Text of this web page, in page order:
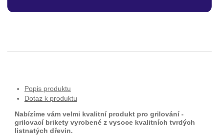
Popis produktu
Dotaz k produktu
Nabízíme vám velmi kvalitní produkt pro grilování -
grilovací brikety vyrobené z vysoce kvalitních tvrdých
listnatých dřevin.